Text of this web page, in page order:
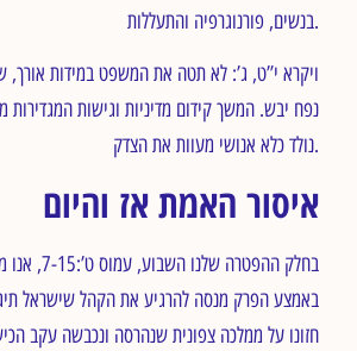
בנשים, פורנוגרפיה והתעללות.
ויקרא י”ט, ג’: לא תטה את המשפט במידות אורך,
נפח יבש. המשך קידום מדיניות וגישות
נולד כלא אנושי מעוות את הצדק.
איסור האמת אז והיום
בחלק ההפטרה
באמצע הפרק מנסה להרגיע את הקהל שישראל
חזונו על ממלכה צפונית שנהרסה ונכבשה עקב